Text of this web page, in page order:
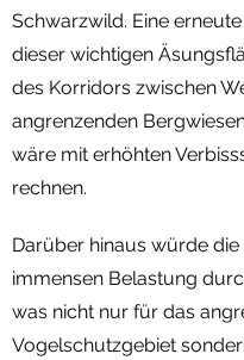
Schwarzwild. Eine
dieser wichtigen
des Korridors zwischen
angrenzenden
wäre mit erhöhten
rechnen.
Darüber hinaus würde
immensen Belastung
was nicht nur für das
Vogelschutzgebiet